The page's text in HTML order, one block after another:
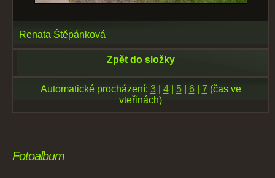
Renata Štěpánková
Zpět do složky
Automatické procházení: 3| 4| 5| 6| 7 (čas ve
vteřinách)
Fotoalbum